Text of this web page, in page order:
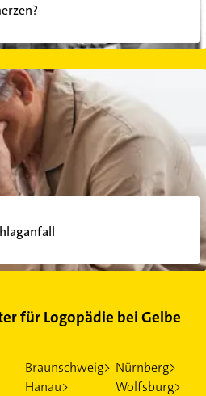
für Logopädie bei Gelbe
Braunschweig> Nürnberg>
Hanau> Wolfsburg>